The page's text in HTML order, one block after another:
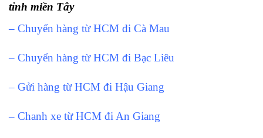
tỉnh miền Tây
– Chuyển hàng từ HCM đi Cà Mau
– Chuyển hàng từ HCM đi Bạc Liêu
– Gửi hàng từ HCM đi Hậu Giang
– Chanh xe từ HCM đi An Giang